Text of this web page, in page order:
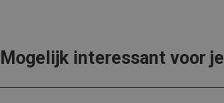
Mogelijk interessant voor je